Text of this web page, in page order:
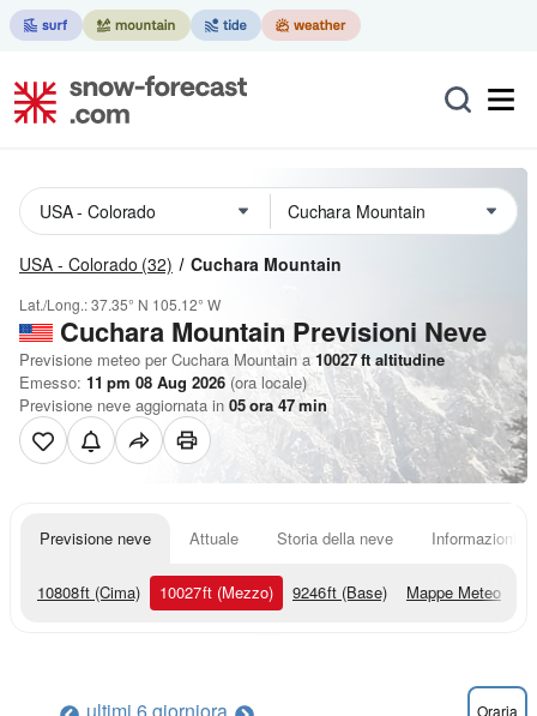
USA - Colorado (32) Cuchara Mountain
Lat./Long.:37.35° N 105.12° W
Cuchara Mountain Previsioni Neve
Previsione meteo per Cuchara Mountain a 10027ft altitudine
Emesso: 11 pm 08 Aug 2026 (ora locale)
Previsione neve aggiornata in 05ora47min
Previsione neve Attuale Storia della neve Informazioni
10808ft (Cima) 10027ft (Mezzo) 9246ft (Base) Mappe Meteo
ultimi 6 giorniora Oraria